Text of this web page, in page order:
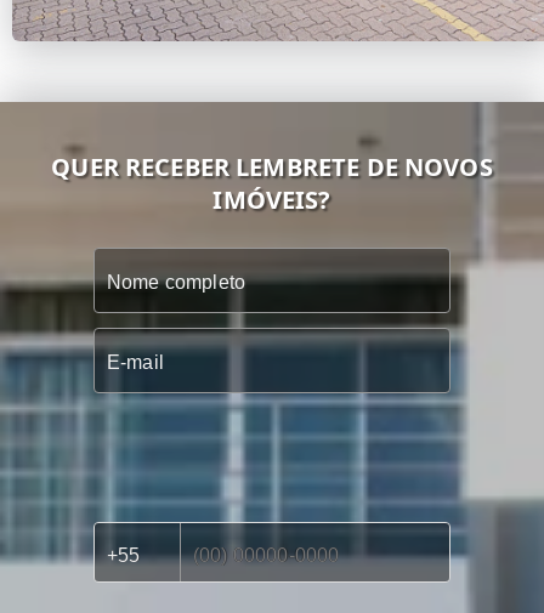
QUER RECEBER LEMBRETE DE NOVOS
IMÓVEIS?